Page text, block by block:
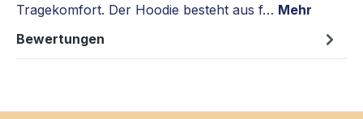
Tragekomfort. Der Hoodie besteht aus f… Mehr
Bewertungen